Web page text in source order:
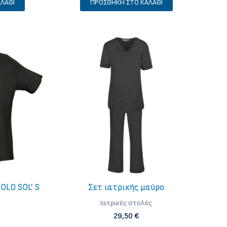
ΠΡΟΣΘΉΚΗ ΣΤΟ ΚΑΛΆΘΙ
SOL’ S Σετ ιατρικής μαύρο
Iατρικές στολές
29,50 €